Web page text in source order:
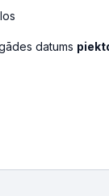
datums